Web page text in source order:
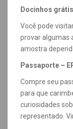
Docinhos grátis
Você pode
provar algumas
amostra
Passaporte –
Compre seu
para que
curiosidades
representado.